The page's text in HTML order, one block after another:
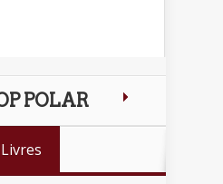
POLAR
Livres